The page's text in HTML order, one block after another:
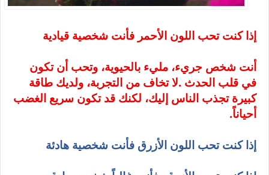
إذا كنت تحب اللون الأحمر فأنت شخصية قيادية
أنت شخص جريء، مليء بالحيوية، وتحب أن تكون
في قلب الحدث .لا تخاف من التجربة، ولديك طاقة
كبيرة تجذب الناس إليك، لكنك قد تكون سريع الغضب
أحياناً.
إذا كنت تحب اللون الأزرق فأنت شخصية هادئة